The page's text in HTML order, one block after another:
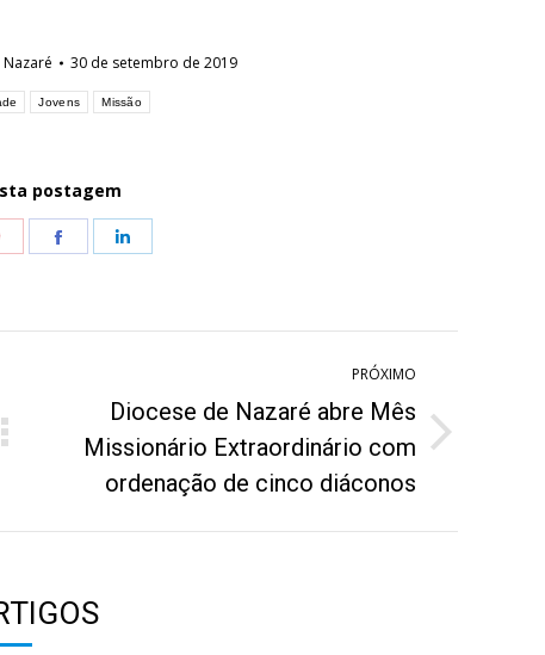
30 de setembro de 2019
Jovens Missão
postagem
Share
Share
PRÓXIMO
Próximo
Diocese de Nazaré abre Mês
Missionário Extraordinário com
ordenação de cinco diáconos